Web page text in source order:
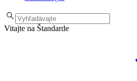
Vitajte na Štandarde